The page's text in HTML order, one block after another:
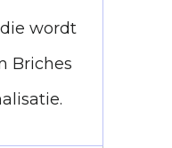
wordt
Briches